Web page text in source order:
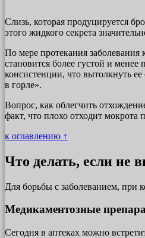
Слизь, которая продуцируется
этого жидкого секрета
По мере протекания
становится более густой и
консистенции, что вытолкнуть
в горле».
Вопрос, как облегчить
факт, что плохо отходит мокрота
к оглавлению ↑
Что делать, если не
Для борьбы с заболеванием, при
Медикаментозные
Сегодня в аптеках можно